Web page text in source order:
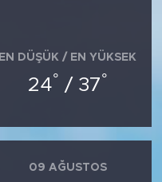
EN DÜŞÜK / EN YÜKSEK
24° / 37°
09 AĞUSTOS